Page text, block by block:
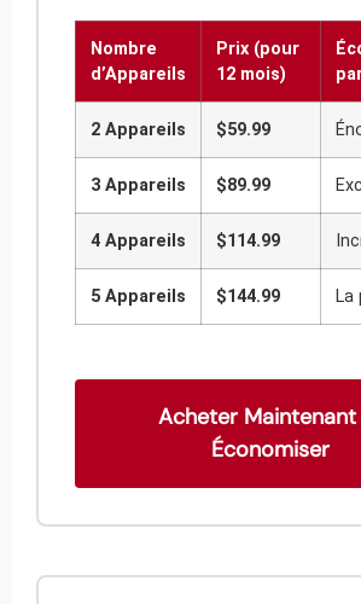
Nombre
d’Appareils
Prix (pour
12 mois)
2 Appareils $59.99
3 Appareils $89.99
4 Appareils $114.99
5 Appareils $144.99 La
Acheter
Économiser